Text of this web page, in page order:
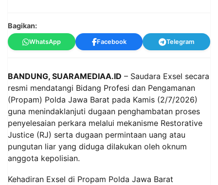
Bagikan:
WhatsApp Facebook Telegram
BANDUNG, SUARAMEDIAA.ID – Saudara Exsel secara
resmi mendatangi Bidang Profesi dan Pengamanan
(Propam) Polda Jawa Barat pada Kamis (2/7/2026)
guna menindaklanjuti dugaan penghambatan proses
penyelesaian perkara melalui mekanisme Restorative
Justice (RJ) serta dugaan permintaan uang atau
pungutan liar yang diduga dilakukan oleh oknum
anggota kepolisian.
Kehadiran Exsel di Propam Polda Jawa Barat